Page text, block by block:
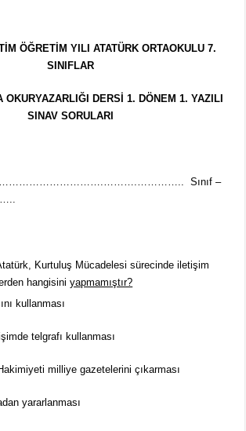
ÖĞRETİM YILI ATATÜRK ORTAOKULU 7.
SINIFLAR
OKURYAZARLIĞI DERSİ 1. DÖNEM 1. YAZILI
SINAV SORULARI
……………………………….……….………….. Sınıf –
Kurtuluş Mücadelesi sürecinde iletişim
hangisiniyapmamıştır?
kullanması
telgrafı kullanması
milliye gazetelerini çıkarması
yararlanması